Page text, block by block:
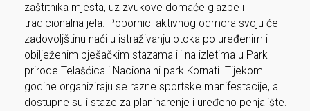
zaštitnika mjesta, uz zvukove domaće glazbe i
tradicionalna jela. Pobornici aktivnog odmora svoju će
zadovoljštinu naći u istraživanju otoka po uređenim i
obilježenim pješačkim stazama ili na izletima u Park
prirode Telašćica i Nacionalni park Kornati. Tijekom
godine organiziraju se razne sportske manifestacije, a
dostupne su i staze za planinarenje i uređeno penjalište.